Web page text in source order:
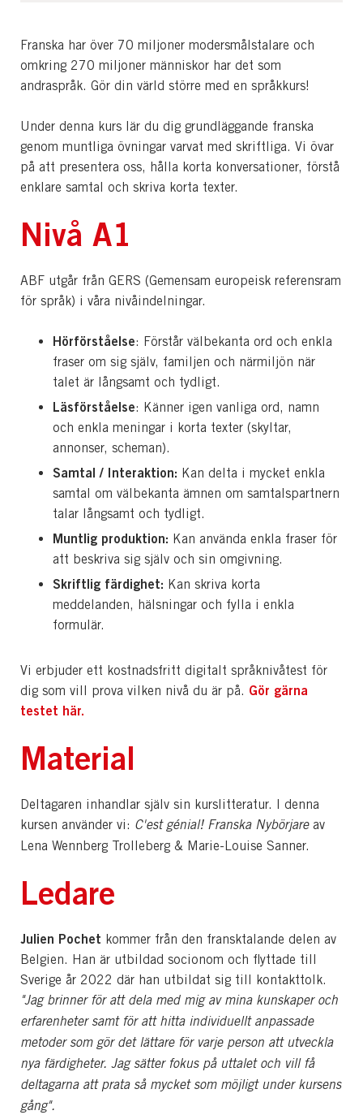
Franska har över 70 miljoner modersmålstalare och
omkring 270 miljoner människor har det som
andraspråk. Gör din värld större med en språkkurs!
Under denna kurs lär du dig grundläggande franska
genom muntliga övningar varvat med skriftliga. Vi övar
på att presentera oss, hålla korta konversationer, förstå
enklare samtal och skriva korta texter.
Nivå A1
ABF utgår från GERS (Gemensam europeisk referensram
för språk) i våra nivåindelningar.
Hörförståelse: Förstår välbekanta ord och enkla
fraser om sig själv, familjen och närmiljön när
talet är långsamt och tydligt.
Läsförståelse: Känner igen vanliga ord, namn
och enkla meningar i korta texter (skyltar,
annonser, scheman).
Samtal / Interaktion: Kan delta i mycket enkla
samtal om välbekanta ämnen om samtalspartnern
talar långsamt och tydligt.
Muntlig produktion: Kan använda enkla fraser för
att beskriva sig själv och sin omgivning.
Skriftlig färdighet: Kan skriva korta
meddelanden, hälsningar och fylla i enkla
formulär.
Vi erbjuder ett kostnadsfritt digitalt språknivåtest för
dig som vill prova vilken nivå du är på. Gör gärna
testet här.
Material
Deltagaren inhandlar själv sin kurslitteratur. I denna
kursen använder vi: C'est génial! Franska Nybörjareav
Lena Wennberg Trolleberg & Marie-Louise Sanner.
Ledare
Julien Pochet kommer från den fransktalande delen av
Belgien. Han är utbildad socionom och flyttade till
Sverige år 2022 där han utbildat sig till kontakttolk.
"Jag brinner för att dela med mig av mina kunskaper och
erfarenheter samt för att hitta individuellt anpassade
metoder som gör det lättare för varje person att utveckla
nya färdigheter. Jag sätter fokus på uttalet och vill få
deltagarna att prata så mycket som möjligt under kursens
gång".